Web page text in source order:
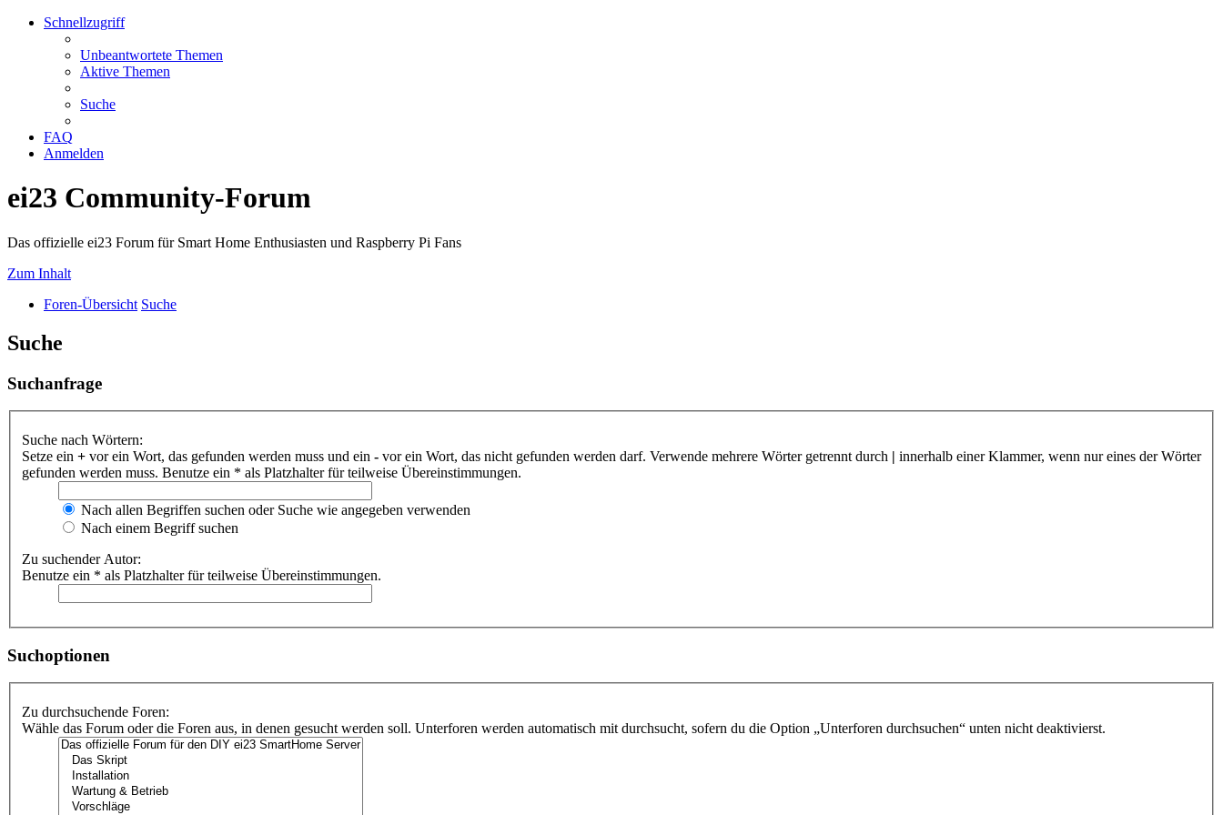
Schnellzugriff
Unbeantwortete Themen
Aktive Themen
Suche
FAQ
Anmelden
ei23 Community-Forum
Das offizielle ei23 Forum für Smart Home Enthusiasten und Raspberry Pi Fans
Zum Inhalt
Foren-Übersicht Suche
Suche
Suchanfrage
Suche nach Wörtern:
Setze ein + vor ein Wort, das gefunden werden muss und ein - vor ein Wort, das nicht gefunden werden darf. Verwende mehrere Wörter getrennt durch | innerhalb einer Klammer, wenn nur eines der Wörter
gefunden werden muss. Benutze ein * als Platzhalter für teilweise Übereinstimmungen.
Nach allen Begriffen suchen oder Suche wie angegeben verwenden
Nach einem Begriff suchen
Zu suchender Autor:
Benutze ein * als Platzhalter für teilweise Übereinstimmungen.
Suchoptionen
Zu durchsuchende Foren:
Wähle das Forum oder die Foren aus, in denen gesucht werden soll. Unterforen werden automatisch mit durchsucht, sofern du die Option „Unterforen durchsuchen“ unten nicht deaktivierst.